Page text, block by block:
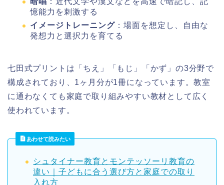
憶能力を刺激する
イメージトレーニング ：場面を想定し、自由な
発想力と選択力を育てる
七田式プリントは「ちえ」「もじ」「かず」の3分野で
構成されており、1ヶ月分が1冊になっています。教室
に通わなくても家庭で取り組みやすい教材として広く
使われています。
あわせて読みたい
シュタイナー教育とモンテッソーリ教育の
違い｜子どもに合う選び方と家庭での取り
入れ方